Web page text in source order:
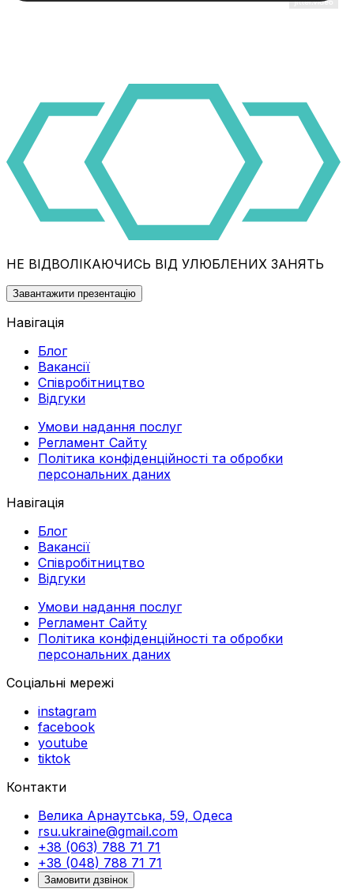
НЕ ВІДВОЛІКАЮЧИСЬ ВІД УЛЮБЛЕНИХ ЗАНЯТЬ
Завантажити презентацію
Навігація
Блог
Вакансії
Співробітництво
Відгуки
Умови надання послуг
Регламент Сайту
Політика конфіденційності та обробки
персональних даних
Навігація
Блог
Вакансії
Співробітництво
Відгуки
Умови надання послуг
Регламент Сайту
Політика конфіденційності та обробки
персональних даних
Соціальні мережі
instagram
facebook
youtube
tiktok
Контакти
Велика Арнаутська, 59, Одеса
rsu.ukraine@gmail.com
+38 (063) 788 71 71
+38 (048) 788 71 71
Замовити дзвінок